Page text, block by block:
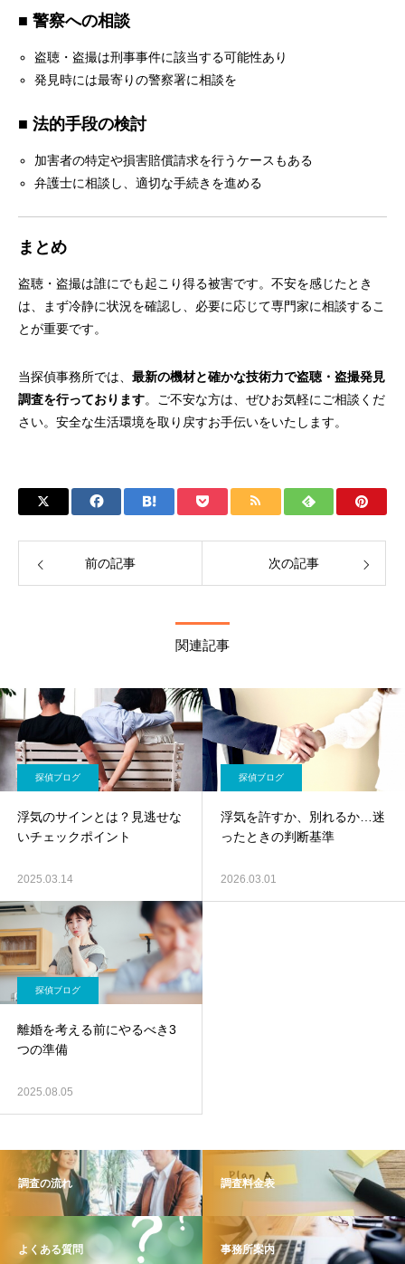
■ 警察への相談
盗聴・盗撮は刑事事件に該当する可能性あり
発見時には最寄りの警察署に相談を
■ 法的手段の検討
加害者の特定や損害賠償請求を行うケースもある
弁護士に相談し、適切な手続きを進める
まとめ
盗聴・盗撮は誰にでも起こり得る被害です。不安を感じたとき
は、まず冷静に状況を確認し、必要に応じて専門家に相談するこ
とが重要です。
当探偵事務所では、 最新の機材と確かな技術力で盗聴・盗撮発見
調査を行っております。ご不安な方は、ぜひお気軽にご相談くだ
さい。安全な生活環境を取り戻すお手伝いをいたします。
前の記事 次の記事
関連記事
探偵ブログ
浮気のサインとは？見逃せな
いチェックポイント
2025.03.14
探偵ブログ
浮気を許すか、別れるか…迷
ったときの判断基準
2026.03.01
探偵ブログ
離婚を考える前にやるべき3
つの準備
2025.08.05
調査の流れ 調査料金表
よくある質問 事務所案内